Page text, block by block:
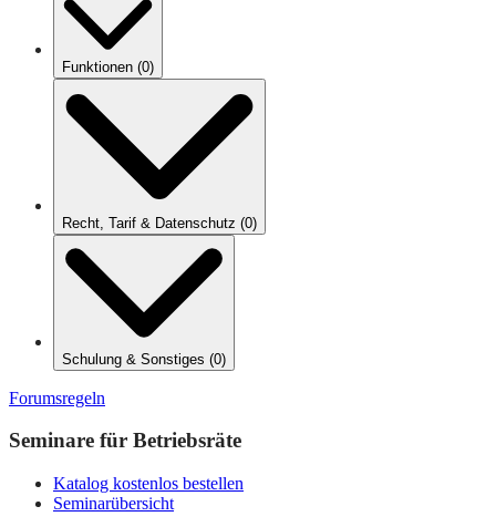
Funktionen (0)
Recht, Tarif & Datenschutz (0)
Schulung & Sonstiges (0)
Forumsregeln
Seminare für Betriebsräte
Katalog kostenlos bestellen
Seminarübersicht